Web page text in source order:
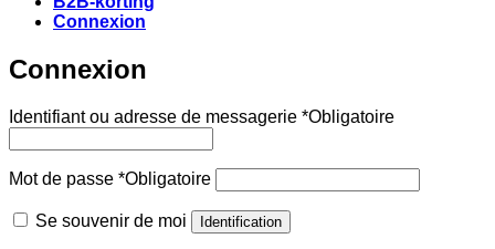
Connexion
Connexion
Identifiant ou adresse de messagerie *Obligatoire
Mot de passe *Obligatoire
Se souvenir de moi Identification